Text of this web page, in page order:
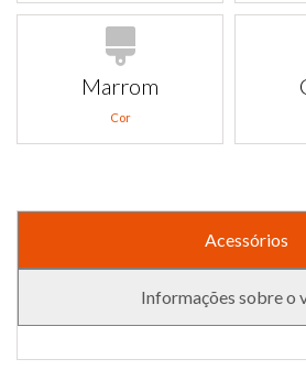
Marrom
Cor
Acessórios
Informações sobre o